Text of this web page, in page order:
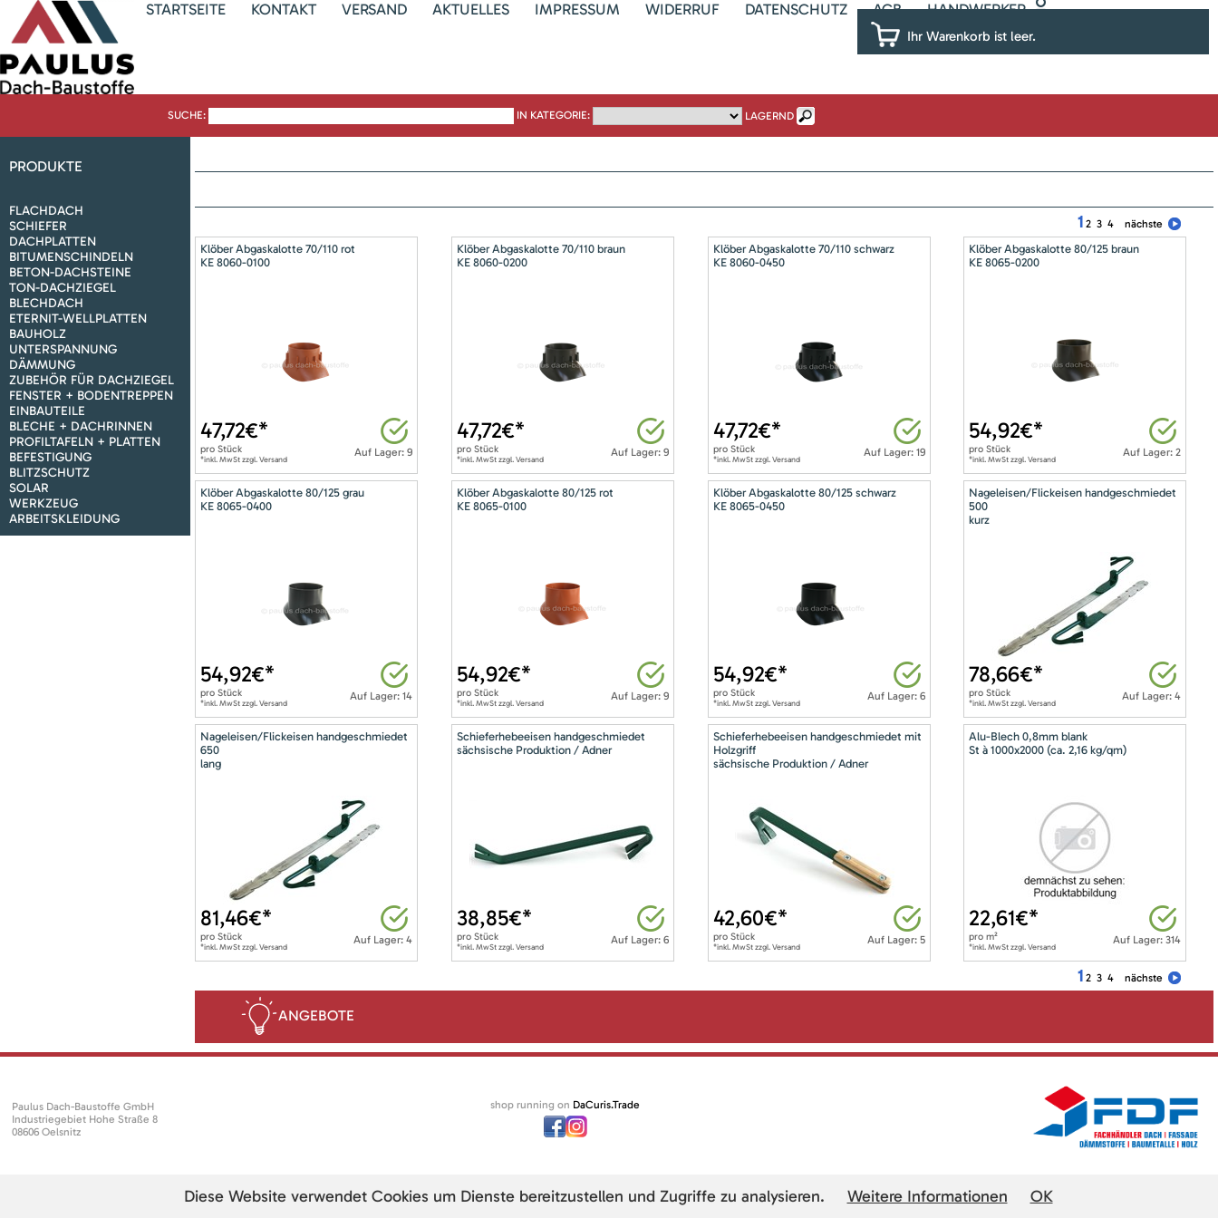
STARTSEITE KONTAKT VERSAND AKTUELLES IMPRESSUM WIDERRUF DATENSCHUTZ AGB HANDWERKER
Ihr Warenkorb ist leer.
SUCHE: IN KATEGORIE: LAGERND
PRODUKTE
FLACHDACH
SCHIEFER
DACHPLATTEN
BITUMENSCHINDELN
BETON-DACHSTEINE
TON-DACHZIEGEL
BLECHDACH
ETERNIT-WELLPLATTEN
BAUHOLZ
UNTERSPANNUNG
DÄMMUNG
ZUBEHÖR FÜR DACHZIEGEL
FENSTER + BODENTREPPEN
EINBAUTEILE
BLECHE + DACHRINNEN
PROFILTAFELN + PLATTEN
BEFESTIGUNG
BLITZSCHUTZ
SOLAR
WERKZEUG
ARBEITSKLEIDUNG
1 2 3 4 nächste
Klöber Abgaskalotte 70/110 rot
KE 8060-0100
Auf Lager: 9
47,72€*
pro Stück
*inkl. MwSt zzgl. Versand
Klöber Abgaskalotte 70/110 braun
KE 8060-0200
Auf Lager: 9
47,72€*
pro Stück
*inkl. MwSt zzgl. Versand
Klöber Abgaskalotte 70/110 schwarz
KE 8060-0450
Auf Lager: 19
47,72€*
pro Stück
*inkl. MwSt zzgl. Versand
Klöber Abgaskalotte 80/125 braun
KE 8065-0200
Auf Lager: 2
54,92€*
proStück
*inkl. MwSt zzgl. Versand
Klöber Abgaskalotte 80/125 grau
KE 8065-0400
Auf Lager: 14
54,92€*
pro Stück
*inkl. MwSt zzgl. Versand
Klöber Abgaskalotte 80/125 rot
KE 8065-0100
Auf Lager: 9
54,92€*
pro Stück
*inkl. MwSt zzgl. Versand
Klöber Abgaskalotte 80/125 schwarz
KE 8065-0450
Auf Lager: 6
54,92€*
pro Stück
*inkl. MwSt zzgl. Versand
Nageleisen/Flickeisen handgeschmiedet
500
kurz
Auf Lager: 4
78,66€*
proStück
*inkl. MwSt zzgl. Versand
Nageleisen/Flickeisen handgeschmiedet
650
lang
Auf Lager: 4
81,46€*
pro Stück
*inkl. MwSt zzgl. Versand
Schieferhebeeisen handgeschmiedet
sächsische Produktion / Adner
Auf Lager: 6
38,85€*
pro Stück
*inkl. MwSt zzgl. Versand
Schieferhebeeisen handgeschmiedet mit
Holzgriff
sächsische Produktion / Adner
Auf Lager: 5
42,60€*
pro Stück
*inkl. MwSt zzgl. Versand
Alu-Blech 0,8mm blank
St à 1000x2000 (ca. 2,16 kg/qm)
Auf Lager: 314
22,61€*
prom²
*inkl. MwSt zzgl. Versand
1 2 3 4 nächste
ANGEBOTE
Paulus Dach-Baustoffe GmbH
Industriegebiet Hohe Straße 8
08606 Oelsnitz
shop running on DaCuris.Trade
Diese Website verwendet Cookies um Dienste bereitzustellen und Zugriffe zu analysieren. Weitere Informationen OK